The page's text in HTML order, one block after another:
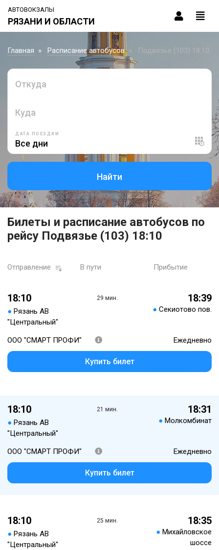
АВТОВОКЗАЛЫ
РЯЗАНИ И ОБЛАСТИ
Главная Расписание автобусов Подвязье (103) 18:10
Откуда
Куда
ДАТА ПОЕЗДКИ
Найти
Билеты и расписание автобусов по
рейсу Подвязье (103) 18:10
Отправление В пути Прибытие
18:10
● Рязань АВ
"Центральный"
29 мин. 18:39
● Секиотово пов.
ООО "СМАРТ ПРОФИ" Ежедневно
Купить билет
18:10
● Рязань АВ
"Центральный"
21 мин. 18:31
● Молкомбинат
ООО "СМАРТ ПРОФИ" Ежедневно
Купить билет
18:10
● Рязань АВ
"Центральный"
25 мин. 18:35
● Михайловское
шоссе